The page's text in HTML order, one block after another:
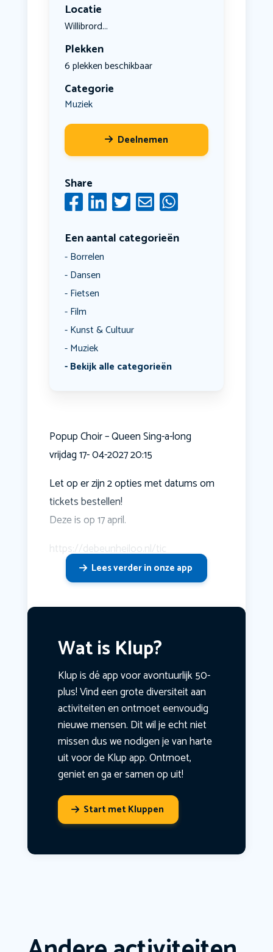
Locatie
Willibrord...
Plekken
6 plekken beschikbaar
Categorie
Muziek
Deelnemen
Share
Een aantal categorieën
Borrelen
Dansen
Fietsen
Film
Kunst & Cultuur
Muziek
Bekijk alle categorieën
Popup Choir – Queen Sing-a-long
vrijdag 17- 04-2027 20:15
Let op er zijn 2 opties met datums om
tickets bestellen!
Deze is op 17 april.
https://debeunheiloo.nl/tic
Lees verder in onze app
Wat is Klup?
Klup is dé app voor avontuurlijk 50-
plus! Vind een grote diversiteit aan
activiteiten en ontmoet eenvoudig
nieuwe mensen. Dit wil je echt niet
missen dus we nodigen je van harte
uit voor de Klup app. Ontmoet,
geniet en ga er samen op uit!
Start met Kluppen